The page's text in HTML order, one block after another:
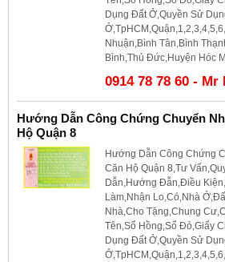
Dụng Đất Ở,Quyền Sử
Nhuận,Bình Tân,Bình
Bình,Thủ Đức,Huyện Hóc
0914 78 78 60 - Mr
Hướng Dẫn Công Chứng Chuyển
Hộ Quận 8
Hướng Dẫn Công Chứng
Căn Hộ Quận 8,Tư
Dẫn,Hướng Đẫn,Điều
Làm,Nhận Lo,Có,Nhà
Nhà,Cho Tặng,Chung
Tên,Sổ Hồng,Sổ Đỏ,Giấy
Dụng Đất Ở,Quyền Sử